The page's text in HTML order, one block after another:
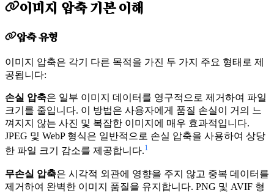
이미지 압축 기본 이해
압축 유형
이미지 압축은 각기 다른 목적을 가진 두 가지 주요 형태로 제
공됩니다:
손실 압축은 일부 이미지 데이터를 영구적으로 제거하여 파일
크기를 줄입니다. 이 방법은 사용자에게 품질 손실이 거의 느
껴지지 않는 사진 및 복잡한 이미지에 매우 효과적입니다.
JPEG 및 WebP 형식은 일반적으로 손실 압축을 사용하여 상당
한 파일 크기 감소를 제공합니다.1
무손실 압축은 시각적 외관에 영향을 주지 않고 중복 데이터를
제거하여 완벽한 이미지 품질을 유지합니다. PNG 및 AVIF 형